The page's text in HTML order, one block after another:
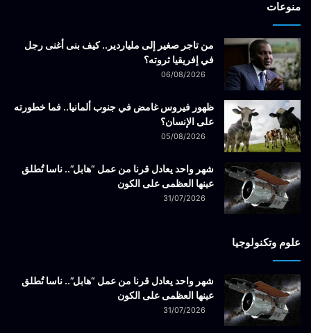
منوعات
من تاجر صغير إلى ملياردير.. كيف بنى أغنى رجل
في إفريقيا ثروته؟
06/08/2026
ظهور فيروس غامض في جنوب ألمانيا.. فما خطورته
على الإنسان؟
05/08/2026
شهر واحد يعادل قرنا من عمل “هابل”.. ناسا تُطلق
عينها العظمى على الكون
31/07/2026
علوم وتكنولوجيا
شهر واحد يعادل قرنا من عمل “هابل”.. ناسا تُطلق
عينها العظمى على الكون
31/07/2026